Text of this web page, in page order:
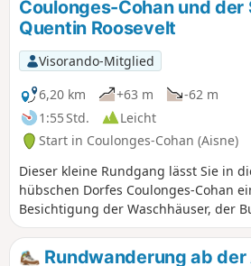
Waschhäuser der Gemeinde
gelangen Sie zur Auberge de la Roue
essen oder einen Drink genießen
Coulonges-Cohan und der
Quentin Roosevelt
Visorando-Mitglied
6,20 km
+63 m
-62 m
1:55 Std.
Leicht
Start in Coulonges-Cohan (Aisne)
Dieser kleine Rundgang lässt Sie in
hübschen Dorfes Coulonges-Cohan
Besichtigung der Waschhäuser, der
Quentin-Roosevelt-Denkmals. Jeder
vor Ort eine Informationstafel
Rundwanderung ab